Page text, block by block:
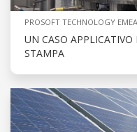
PROSOFT TECHNOLOGY EMEA
UN CASO
STAMPA